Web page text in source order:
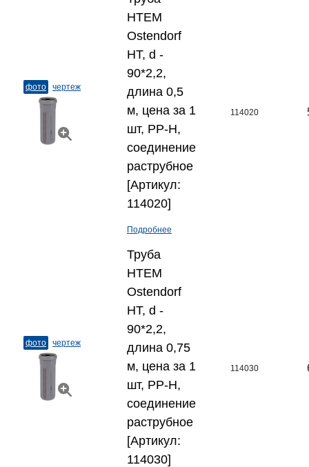
фото чертеж
HTEM
Ostendorf
HT, d -
90*2,2,
длина 0,5
м, цена за 1
шт, PP-H,
соединение
раструбное
[Артикул:
114020]
Подробнее
114020
фото чертеж
Труба
HTEM
Ostendorf
HT, d -
90*2,2,
длина 0,75
м, цена за 1
шт, PP-H,
соединение
раструбное
[Артикул:
114030]
114030